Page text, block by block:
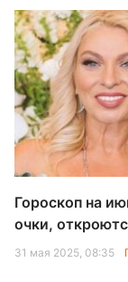
Гороскоп на
очки,
31 мая 2025, 08:35